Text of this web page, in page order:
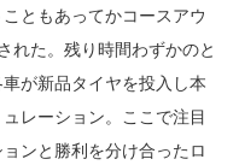
ともあってかコースアウ
れた。残り時間わずかのと
が新品タイヤを投入し本
レーション。ここで注目
ンと勝利を分け合ったロ